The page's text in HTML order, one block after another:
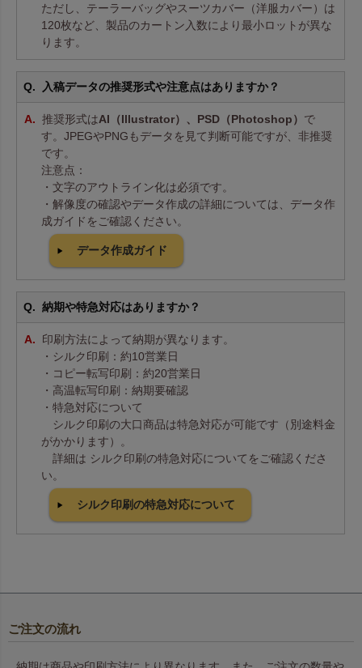
ただし、テーラーバッグやスーツカバー（洋服カバー）は
120枚など、製品のカートン入数により最小ロットが異な
ります。
入稿データの推奨形式や注意点はありますか？
推奨形式はAI（Illustrator）、PSD（Photoshop） で
す。JPEGやPNGもデータを見て判断可能ですが、非推奨
です。
注意点：
・文字のアウトライン化は必須です。
・解像度の確認やデータ作成の詳細については、データ作
成ガイドをご確認ください。
データ作成ガイド
納期や特急対応はありますか？
印刷方法によって納期が異なります。
・シルク印刷：約10営業日
・コピー転写印刷：約20営業日
・高温転写印刷：納期要確認
・特急対応について
シルク印刷の大口商品は特急対応が可能です（別途料金
がかかります）。
詳細は シルク印刷の特急対応についてをご確認くださ
い。
シルク印刷の特急対応について
ご注文の流れ